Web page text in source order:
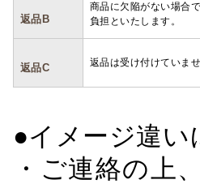
返品B
商品に欠陥がない場合
負担といたします。
返品C 返品は受け付けていま
●イメージ違
・ご連絡の上